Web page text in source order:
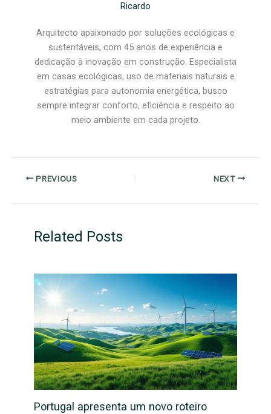
Ricardo
Arquitecto apaixonado por soluções ecológicas e
sustentáveis, com 45 anos de experiência e
dedicação à inovação em construção. Especialista
em casas ecológicas, uso de materiais naturais e
estratégias para autonomia energética, busco
sempre integrar conforto, eficiência e respeito ao
meio ambiente em cada projeto.
PREVIOUS NEXT
Related Posts
Portugal apresenta um novo roteiro